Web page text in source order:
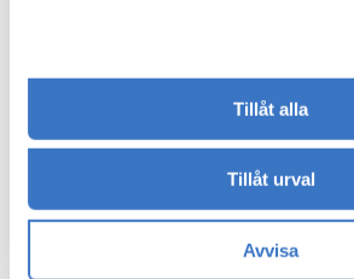
Tillåt alla
Tillåt urval
Avvisa
lokalen är registrerad för moms.
som du som hyresgäst bedriver
inte heller lokalen det, och vi
Ekonomisk säkerhet kopplat till
Det vanliga är att en en säkerhet i
inbetalas innan tillträdet till lokalen.